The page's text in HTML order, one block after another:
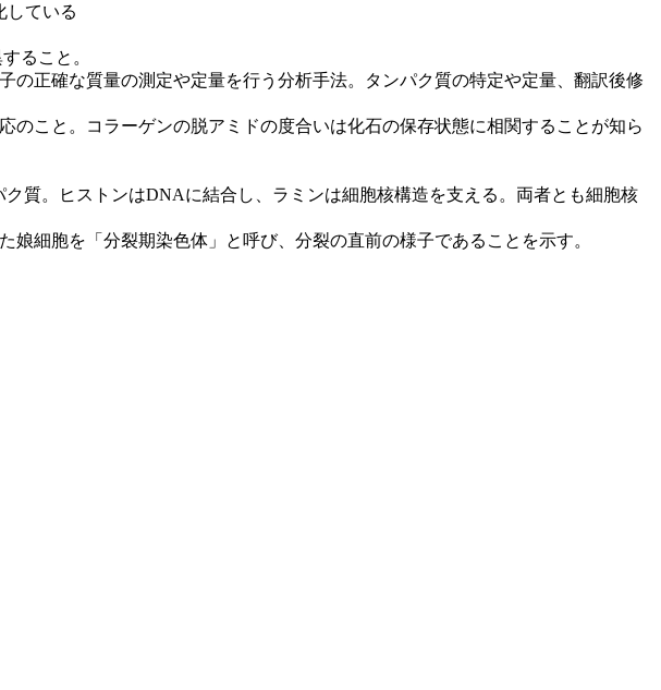
している
ること。
正確な質量の測定や定量を行う分析手法。タンパク質の特定や定量、翻訳後修
こと。コラーゲンの脱アミドの度合いは化石の保存状態に相関することが知ら
。ヒストンはDNAに結合し、ラミンは細胞核構造を支える。両者とも細胞核
細胞を「分裂期染色体」と呼び、分裂の直前の様子であることを示す。